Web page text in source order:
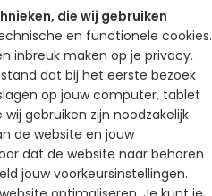
die wij gebruiken
en functionele cookies.
inbreuk maken op je privacy.
dat bij het eerste bezoek
op jouw computer, tablet
gebruiken zijn noodzakelijk
de website en jouw
dat de website naar behoren
jouw voorkeursinstellingen.